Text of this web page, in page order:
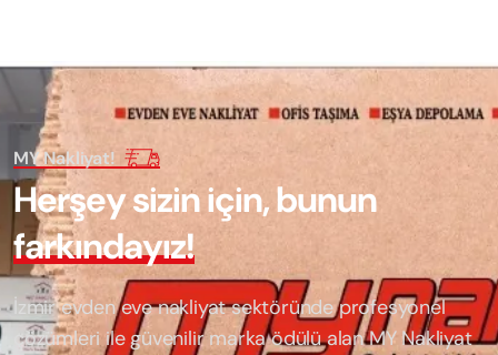
MY Nakliyat!
Herşeysiziniçin,bunun
farkındayız!
İzmir evden eve nakliyat sektöründe profesyonel
çözümleri ile güvenilir marka ödülü alanMY Nakliyat